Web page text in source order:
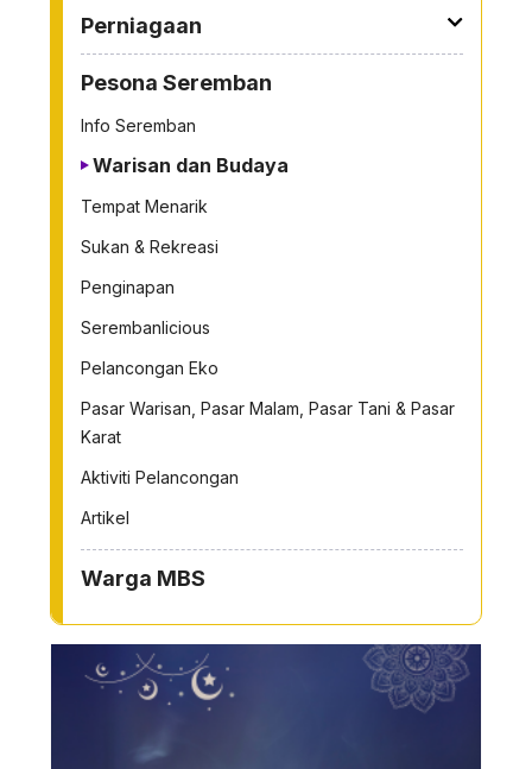
Perniagaan
Pesona Seremban
Info Seremban
Warisan dan Budaya
Tempat Menarik
Sukan & Rekreasi
Penginapan
Serembanlicious
Pelancongan Eko
Pasar Warisan, Pasar Malam, Pasar Tani & Pasar
Karat
Aktiviti Pelancongan
Artikel
Warga MBS